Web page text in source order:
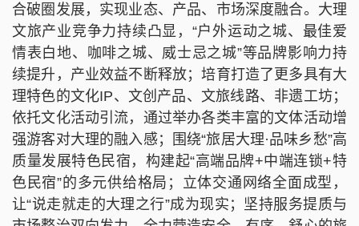
合破圈发展，实现业态、产品、市场深度融合。大理
文旅产业竞争力持续凸显，“户外运动之城、最佳爱
情表白地、咖啡之城、威士忌之城”等品牌影响力持
续提升，产业效益不断释放；培育打造了更多具有大
理特色的文化IP、文创产品、文旅线路、非遗工坊；
依托文化活动引流，通过举办各类丰富的文体活动增
强游客对大理的融入感；围绕“旅居大理·品味乡愁”高
质量发展特色民宿，构建起“高端品牌+中端连锁+特
色民宿”的多元供给格局；立体交通网络全面成型，
让“说走就走的大理之行”成为现实；坚持服务提质与